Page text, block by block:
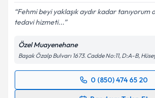
Fehmi beyi yaklaşık aydır kadar tanıyorum
tedavi hizmeti...
Özel Muayenehane
Başak Özalp Bulvarı 1673. Cadde No:11, D:A-B,
0 (850) 474 65 20
Randevu Takvimi Talebi